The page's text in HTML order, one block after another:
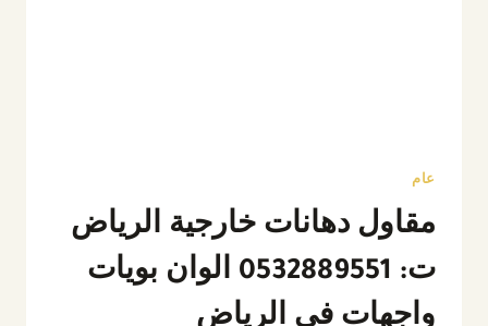
عام
مقاول دهانات خارجية الرياض
ت: 0532889551 الوان بويات
واجهات في الرياض